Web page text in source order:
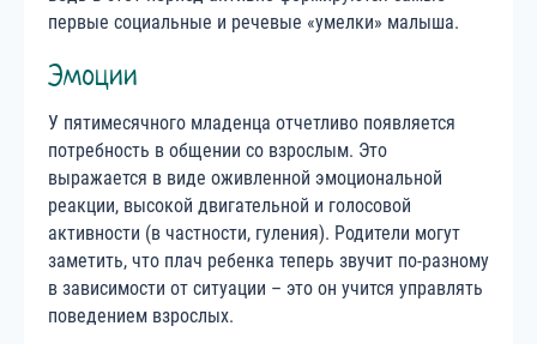
первые социальные и речевые «умелки» малыша.
Эмоции
У пятимесячного младенца отчетливо появляется
потребность в общении со взрослым. Это
выражается в виде оживленной эмоциональной
реакции, высокой двигательной и голосовой
активности (в частности, гуления). Родители могут
заметить, что плач ребенка теперь звучит по-разному
в зависимости от ситуации – это он учится управлять
поведением взрослых.